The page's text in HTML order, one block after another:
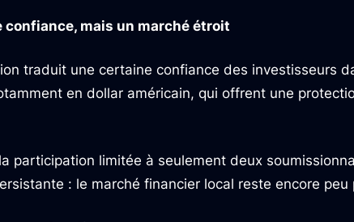
confiance, mais un marché étroit
traduit une certaine confiance des investisseurs
en dollar américain, qui offrent une
participation limitée à seulement deux
: le marché financier local reste encore